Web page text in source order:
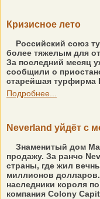
Кризисное лето
Российский союз
более тяжелым для
За последний месяц
сообщили о
старейшая турфирма
Подробнее...
Neverland уйдёт с
Знаменитый дом
продажу. За ранчо
страны, где жил
миллионов
наследники короля
компания Colony